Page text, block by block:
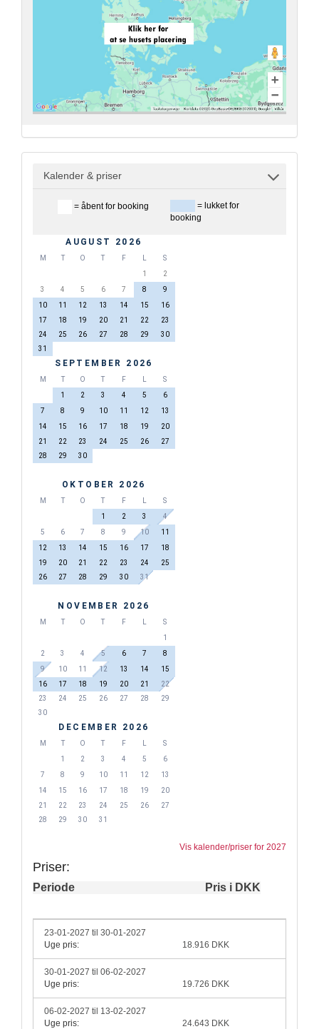
Kalender & priser
= åbent for booking
= lukket for
booking
AUGUST 2026
M T O T F
S
1
2
3
4 5 6 7 8
9
10
11 12 13 14 15
16
17
18 19 20 21 22
23
24
25 26 27 28 29
30
31
SEPTEMBER 2026
M T O T F
S
1
2 3 4 5
6
7
8 9 10 11 12
13
14
15 16 17 18 19
20
21
22 23 24 25 26
27
28
29 30
OKTOBER 2026
M T O T F
S
1
2 3
4
5
6 7 8 9 10
11
12
13 14 15 16 17
18
19
20 21 22 23 24
25
26
27 28 29 30 31
NOVEMBER 2026
M T O T F
S
1
2
3 4 5 6 7
8
9
10 11 12 13 14
15
16
17 18 19 20 21
22
23
24 25 26 27 28
29
30
DECEMBER 2026
M T O T F
S
1
2 3 4 5
6
7
8 9 10 11 12
13
14
15 16 17 18 19
20
21
22 23 24 25 26
27
28
29 30 31
Vis kalender/priser for 2027
Priser:
Periode Pris i DKK
23-01-2027 til 30-01-2027
Uge pris:
18.916 DKK
30-01-2027 til 06-02-2027
Uge pris:
19.726 DKK
06-02-2027 til 13-02-2027
Uge pris:
24.643 DKK